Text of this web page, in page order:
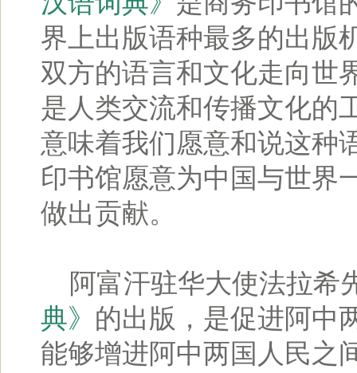
界上出版语种最多的出版
双方的语言和文化走向世
是人类交流和传播文化的
意味着我们愿意和说这种
印书馆愿意为中国与世界
做出贡献。
阿富汗驻华大使法拉希
典》 的出版，是促进阿中
能够增进阿中两国人民之